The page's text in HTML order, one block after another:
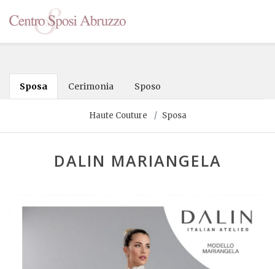
Sposa Cerimonia Sposo
Haute Couture Sposa
DALIN MARIANGELA